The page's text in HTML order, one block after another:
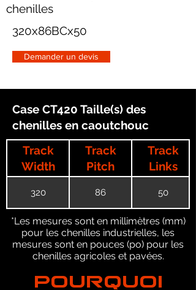
chenilles
320x86BCx50
Demander un devis
Case CT420 Taille(s) des
chenilles en caoutchouc
Track
Width
Track
Pitch
Track
Links
320 86 50
*Les mesures sont en millimètres (mm)
pour les chenilles industrielles, les
mesures sont en pouces (po) pour les
chenilles agricoles et pavées.
POURQUOI